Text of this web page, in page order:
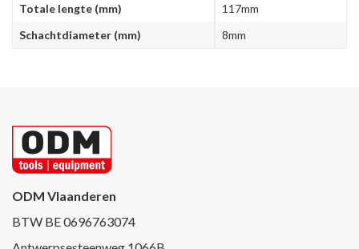
Totale lengte (mm)
117mm
Schachtdiameter (mm)
8mm
ODM Vlaanderen
BTW BE 0696763074